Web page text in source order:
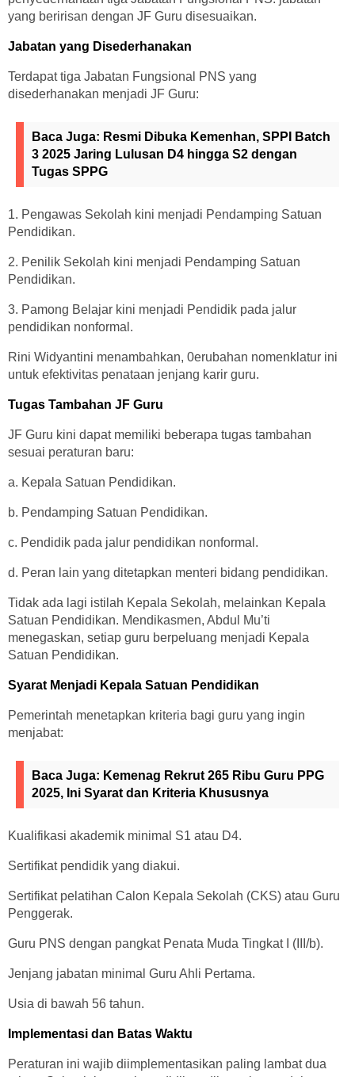
yang beririsan dengan JF Guru disesuaikan.
Jabatan yang Disederhanakan
Terdapat tiga Jabatan Fungsional PNS yang
disederhanakan menjadi JF Guru:
Baca Juga: Resmi Dibuka Kemenhan, SPPI Batch
3 2025 Jaring Lulusan D4 hingga S2 dengan
Tugas SPPG
1. Pengawas Sekolah kini menjadi Pendamping Satuan
Pendidikan.
2. Penilik Sekolah kini menjadi Pendamping Satuan
Pendidikan.
3. Pamong Belajar kini menjadi Pendidik pada jalur
pendidikan nonformal.
Rini Widyantini menambahkan, 0erubahan nomenklatur ini
untuk efektivitas penataan jenjang karir guru.
Tugas Tambahan JF Guru
JF Guru kini dapat memiliki beberapa tugas tambahan
sesuai peraturan baru:
a. Kepala Satuan Pendidikan.
b. Pendamping Satuan Pendidikan.
c. Pendidik pada jalur pendidikan nonformal.
d. Peran lain yang ditetapkan menteri bidang pendidikan.
Tidak ada lagi istilah Kepala Sekolah, melainkan Kepala
Satuan Pendidikan. Mendikasmen, Abdul Mu’ti
menegaskan, setiap guru berpeluang menjadi Kepala
Satuan Pendidikan.
Syarat Menjadi Kepala Satuan Pendidikan
Pemerintah menetapkan kriteria bagi guru yang ingin
menjabat:
Baca Juga: Kemenag Rekrut 265 Ribu Guru PPG
2025, Ini Syarat dan Kriteria Khususnya
Kualifikasi akademik minimal S1 atau D4.
Sertifikat pendidik yang diakui.
Sertifikat pelatihan Calon Kepala Sekolah (CKS) atau Guru
Penggerak.
Guru PNS dengan pangkat Penata Muda Tingkat I (III/b).
Jenjang jabatan minimal Guru Ahli Pertama.
Usia di bawah 56 tahun.
Implementasi dan Batas Waktu
Peraturan ini wajib diimplementasikan paling lambat dua